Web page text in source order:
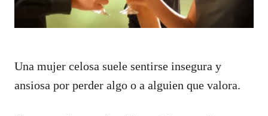
Una mujer celosa suele sentirse insegura y
ansiosa por perder algo o a alguien que valora.